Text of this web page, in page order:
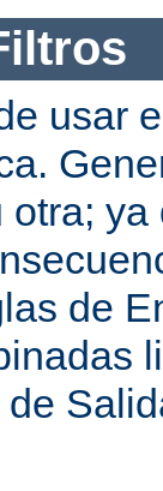
usar
otra;
de